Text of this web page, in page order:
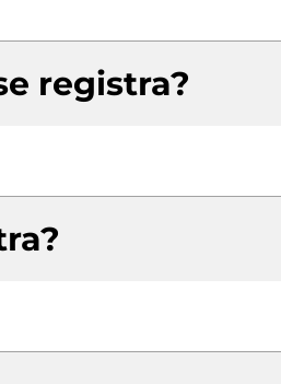
registra?